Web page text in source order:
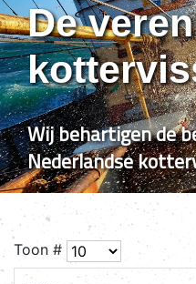
De
Wij behartigen de
Nederlandse
Toon #